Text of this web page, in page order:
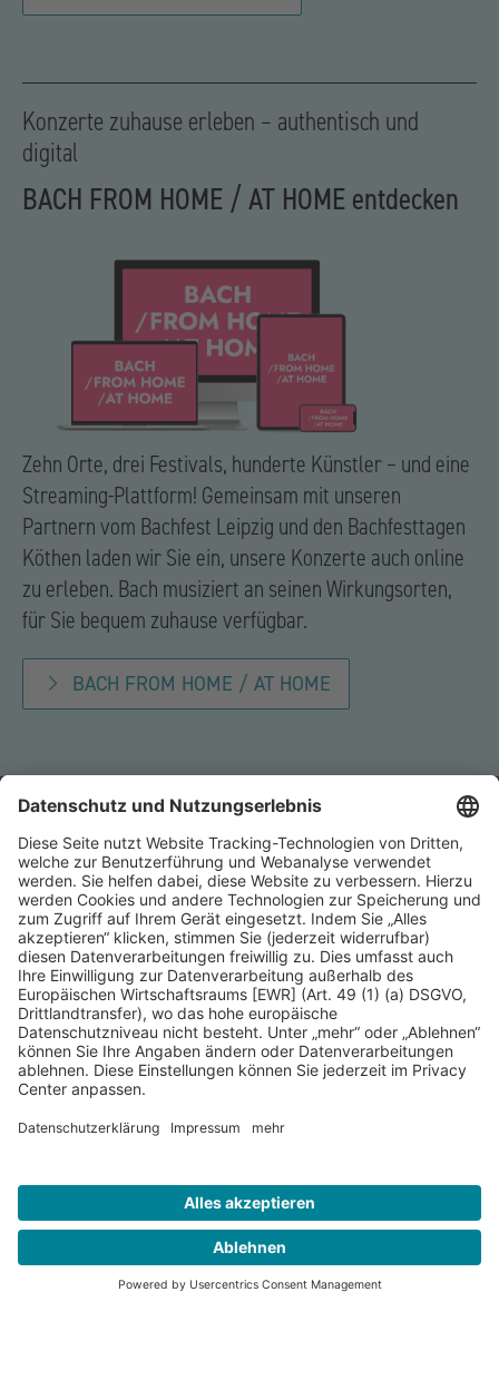
Konzerte zuhause erleben – authentisch und
digital
BACH FROM HOME / AT HOME entdecken
Zehn Orte, drei Festivals, hunderte Künstler – und eine
Streaming-Plattform! Gemeinsam mit unseren
Partnern vom Bachfest Leipzig und den Bachfesttagen
Köthen laden wir Sie ein, unsere Konzerte auch online
zu erleben. Bach musiziert an seinen Wirkungsorten,
für Sie bequem zuhause verfügbar.
BACH FROM HOME / AT HOME
Kontakt
Presse
Förderer
Häufige Fragen
Impressum